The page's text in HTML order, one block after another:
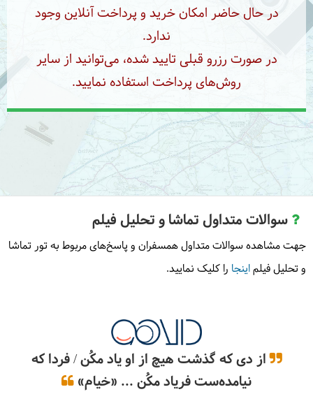
در حال حاضر امکان خرید و پرداخت آنلاین وجود
ندارد.
در صورت رزرو قبلی تایید شده، می‌توانید از سایر
روش‌های پرداخت استفاده نمایید.
سوالات متداول تماشا و تحلیل فیلم
جهت مشاهده سوالات متداول همسفران و پاسخ‌های مربوط به تور تماشا
و تحلیل فیلماینجا را کلیک نمایید.
از دی که گذشت هیچ از او یاد مکُن / فردا که
نیامده‌ست فریاد مکُن ... «خیام»